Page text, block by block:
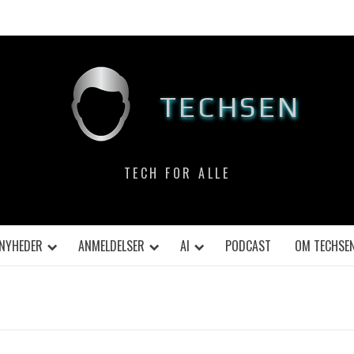
TECHSEN
TECH FOR ALLE
NYHEDER ANMELDELSER AI PODCAST OM